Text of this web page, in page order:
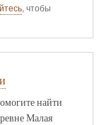
, чтобы
найти
Малая